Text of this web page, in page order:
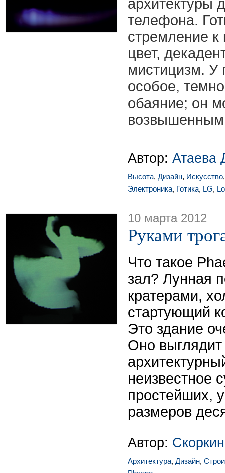
архитектуры
телефона.
стремление к
цвет,
мистицизм. У
особое,
обаяние; он
Автор: Атаева
Высота, Дизайн, Искусство
Электроника, Готика, LG,
10 марта 2012
Руками
Что такое
зал? Лунная
кратерами,
стартующий
Это здание
Оно выглядит
неизвестное
простейших,
размеров
Автор:
Архитектура, Дизайн,